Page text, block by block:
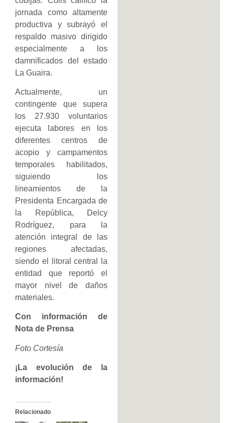
jornada como altamente
productiva y subrayó el
respaldo masivo dirigido
especialmente a los
damnificados del estado
La Guaira.
Actualmente, un
contingente que supera
los 27.930 voluntarios
ejecuta labores en los
diferentes centros de
acopio y campamentos
temporales habilitados,
siguiendo los
lineamientos de la
Presidenta Encargada de
la República, Delcy
Rodríguez, para la
atención integral de las
regiones afectadas,
siendo el litoral central la
entidad que reportó el
mayor nivel de daños
materiales.
Con información de
Nota de Prensa
Foto Cortesía
¡La evolución de la
información!
Relacionado